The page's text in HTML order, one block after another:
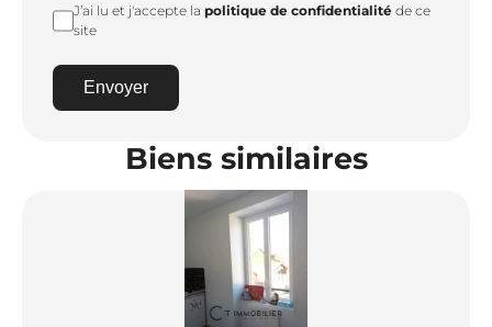
J’ai lu et j'accepte lapolitique de confidentialité de ce
site
Envoyer
Biens similaires